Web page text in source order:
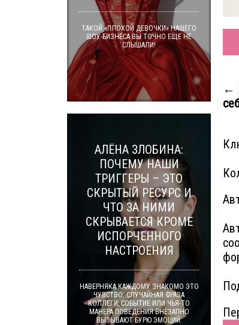
←
ТАКОЙ «ПЛОХОЙ ДЕВОЧКИ» НАШЕГО
ШОУ-БИЗНЕСА ВЫ ТОЧНО ЕЩЕ НЕ
СЛЫШАЛИ!
АЛЁНА ЗЛОБИНА:
ПОЧЕМУ НАШИ
ТРИГГЕРЫ – ЭТО
СКРЫТЫЙ РЕСУРС И
ЧТО ЗА НИМИ
СКРЫВАЕТСЯ КРОМЕ
ИСПОРЧЕННОГО
НАСТРОЕНИЯ
НАВЕРНЯКА КАЖДОМУ ЗНАКОМО ЭТО
ЧУВСТВО: СЛУЧАЙНАЯ ФРАЗА
КОЛЛЕГИ, СОБЫТИЕ ИЛИ ЧЬЯ-ТО
МАНЕРА ПОВЕДЕНИЯ ВНЕЗАПНО
ВЫЗЫВАЮТ БУРЮ ЭМОЦИЙ.